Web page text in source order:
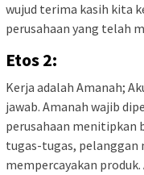
wujud terima kasih kita
perusahaan yang telah
Etos 2:
Kerja adalah Amanah;
jawab. Amanah wajib
perusahaan menitipkan
tugas-tugas, pelanggan
mempercayakan